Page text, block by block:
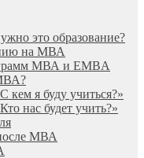
это образование?
на МВА
МВА и EMBA
я буду учиться?»
нас будет учить?»
МВА